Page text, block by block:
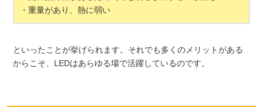
・重量があり、熱に弱い
といったことが挙げられます。それでも多くのメリットがある
からこそ、LEDはあらゆる場で活躍しているのです。